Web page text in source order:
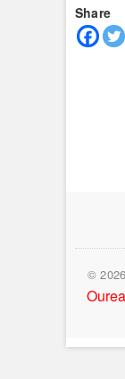
Share
© 2026